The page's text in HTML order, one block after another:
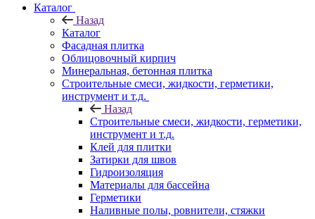
Каталог
Назад
Каталог
Фасадная плитка
Облицовочный кирпич
Минеральная, бетонная плитка
Строительные смеси, жидкости, герметики,
инструмент и т.д.
Назад
Строительные смеси, жидкости, герметики,
инструмент и т.д.
Клей для плитки
Затирки для швов
Гидроизоляция
Материалы для бассейна
Герметики
Наливные полы, ровнители, стяжки